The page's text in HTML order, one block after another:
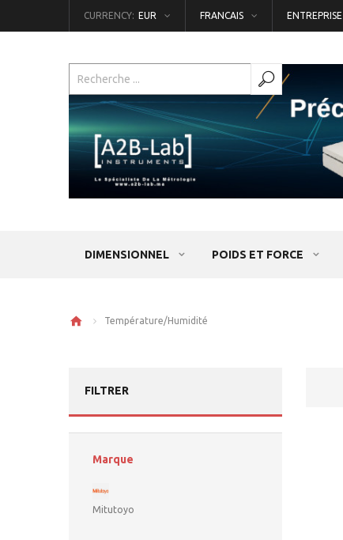
CURRENCY: EUR FRANCAIS ENTREPRISE
DIMENSIONNEL POIDS ET FORCE
Température/Humidité
FILTRER
Marque
Mitutoyo